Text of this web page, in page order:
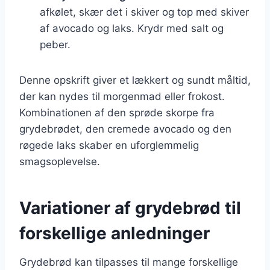
afkølet, skær det i skiver og top med skiver
af avocado og laks. Krydr med salt og
peber.
Denne opskrift giver et lækkert og sundt måltid,
der kan nydes til morgenmad eller frokost.
Kombinationen af den sprøde skorpe fra
grydebrødet, den cremede avocado og den
røgede laks skaber en uforglemmelig
smagsoplevelse.
Variationer af grydebrød til
forskellige anledninger
Grydebrød kan tilpasses til mange forskellige